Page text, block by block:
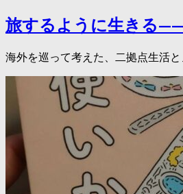
旅するように生きる——
海外を巡って考えた、二拠点生活